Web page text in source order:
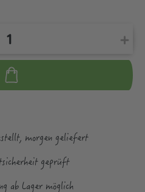
morgen geliefert
geprüft
ab Lager möglich